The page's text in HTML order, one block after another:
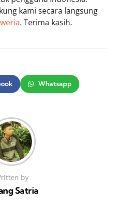
kami secara langsung
. Terima kasih.
Whatsapp
by
Satria